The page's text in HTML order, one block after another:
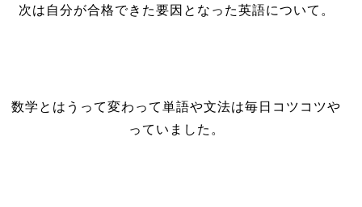
次は自分が合格できた要因となった英語について。
数学とはうって変わって単語や文法は毎日コツコツや
っていました。